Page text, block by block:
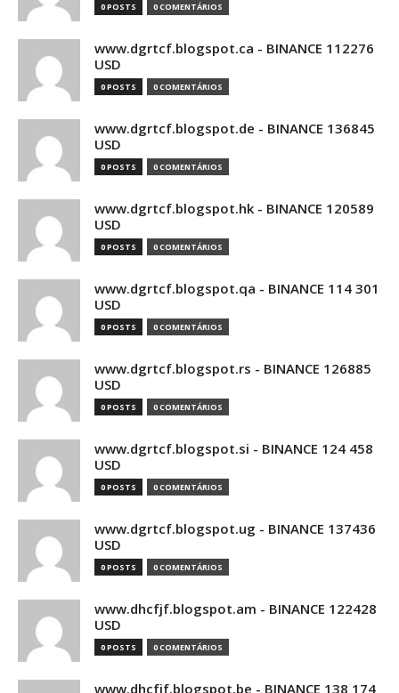
0 POSTS 0 COMENTÁRIOS
www.dgrtcf.blogspot.ca - BINANCE 112276
USD
0 POSTS 0 COMENTÁRIOS
www.dgrtcf.blogspot.de - BINANCE 136845
USD
0 POSTS 0 COMENTÁRIOS
www.dgrtcf.blogspot.hk - BINANCE 120589
USD
0 POSTS 0 COMENTÁRIOS
www.dgrtcf.blogspot.qa - BINANCE 114 301
USD
0 POSTS 0 COMENTÁRIOS
www.dgrtcf.blogspot.rs - BINANCE 126885
USD
0 POSTS 0 COMENTÁRIOS
www.dgrtcf.blogspot.si - BINANCE 124 458
USD
0 POSTS 0 COMENTÁRIOS
www.dgrtcf.blogspot.ug - BINANCE 137436
USD
0 POSTS 0 COMENTÁRIOS
www.dhcfjf.blogspot.am - BINANCE 122428
USD
0 POSTS 0 COMENTÁRIOS
www.dhcfjf.blogspot.be - BINANCE 138 174